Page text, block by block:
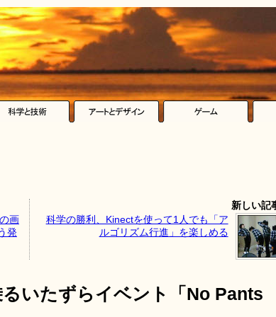
画
発
新しい記
科学の勝利、Kinectを使って1人でも「ア
ルゴリズム行進」を楽しめる
いたずらイベント「No Pants